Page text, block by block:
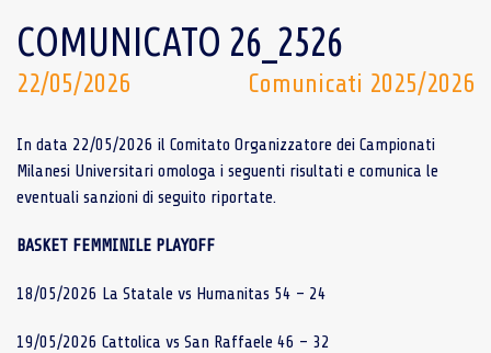
COMUNICATO 26_2526
Comunicati 2025/2026
22/05/2026
In data 22/05/2026 il Comitato Organizzatore dei Campionati
Milanesi Universitari omologa i seguenti risultati e comunica le
eventuali sanzioni di seguito riportate.
BASKET FEMMINILE PLAYOFF
18/05/2026 La Statale vs Humanitas 54 – 24
19/05/2026 Cattolica vs San Raffaele 46 – 32